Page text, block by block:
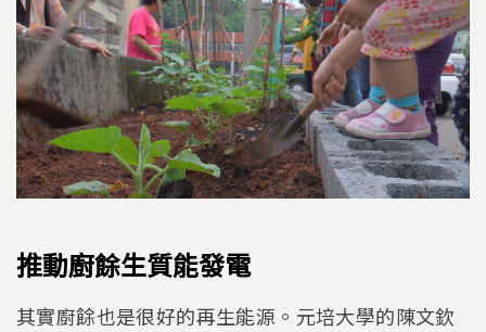
推動廚餘生質能發電
其實廚餘也是很好的再生能源。元培大學的陳文欽